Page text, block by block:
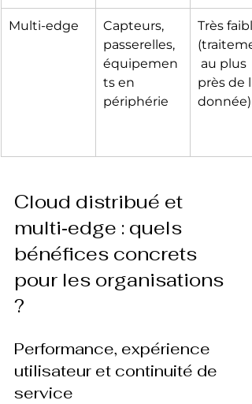
Multi‑edge
Capteurs,
passerelles,
équipemen
ts en
périphérie
Très
au plus
près de
donnée)
Cloud distribué et
multi‑edge : quels
bénéfices concrets
pour les organisations
?
Performance, expérience
utilisateur et continuité de
service